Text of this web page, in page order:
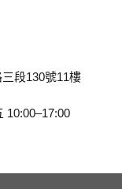
段130號11樓
10:00–17:00